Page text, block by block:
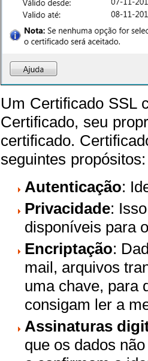
Um Certificado SSL
Certificado, seu
certificado.
seguintes propósitos:
Autenticação:
Privacidade:
disponíveis para
Encriptação:
mail, arquivos
uma chave, para
consigam ler a
Assinaturas
que os dados